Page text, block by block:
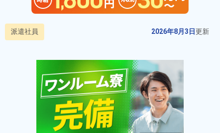
派遣社員 2026年8月3日更新